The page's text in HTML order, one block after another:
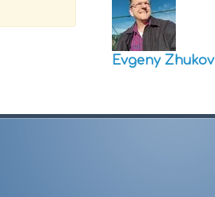
Evgeny Zhukov